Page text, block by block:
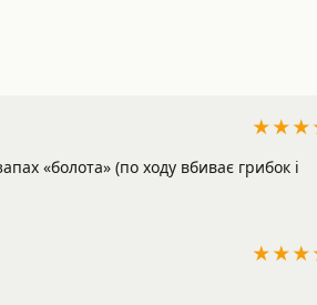
«болота» (по ходу вбиває грибок і